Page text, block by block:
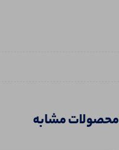
محصولات مشابه